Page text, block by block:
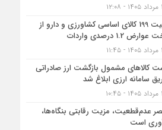
معافیت 199 کالای اساسی کشاورزی و دارو از
1.2 درصدی واردات
کالاهای مشمول بازگشت ارز صادراتی
سامانه ارزی ابلاغ شد
عدم‌قطعیت، مزیت رقابتی بنگاه‌ها،
است